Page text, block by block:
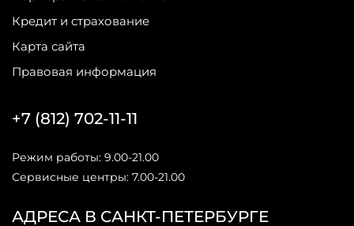
Кредит и страхование
Карта сайта
Правовая информация
АДРЕСА В САНКТ-ПЕТЕРБУРГЕ
+7 (812) 702-11-11
Режим работы: 9.00-21.00
Сервисные центры: 7.00-21.00